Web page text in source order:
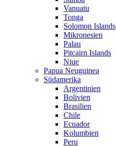
Vanuatu
Tonga
Solomon Islands
Mikronesien
Palau
Pitcairn Islands
Niue
Papua Neuguinea
Südamerika
Argentinien
Bolivien
Brasilien
Chile
Ecuador
Kolumbien
Peru